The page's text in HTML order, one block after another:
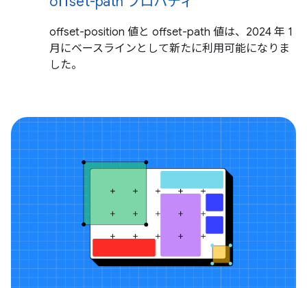
offset-position 値と offset-path 値は、2024 年 1
月にベースラインとして新たに利用可能になりま
した。